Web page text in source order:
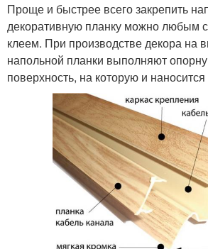
Проще и быстрее всего закрепить
декоративную планку можно любым
клеем. При производстве декора на
напольной планки выполняют
поверхность, на которую и